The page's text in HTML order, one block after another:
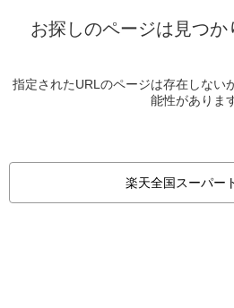
お探しのページは見つか
指定されたURLのページは存在しない
能性がありま
楽天全国スーパー